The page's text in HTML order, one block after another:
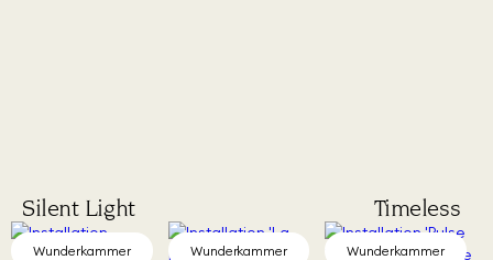
Silent Light Timeless
Wunderkammer Wunderkammer Wunderkammer